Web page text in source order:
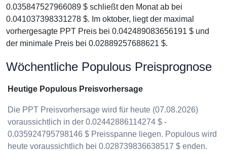
0.035847527966089 $ schließt den Monat ab bei
0.041037398331278 $. Im oktober, liegt der maximal
vorhergesagte PPT Preis bei 0.042489083656191 $ und
der minimale Preis bei 0.02889257688621 $.
Wöchentliche Populous Preisprognose
Heutige Populous Preisvorhersage
Die PPT Preisvorhersage wird für heute (07.08.2026)
voraussichtlich in der 0.02442886114274 $ -
0.035924795798146 $ Preisspanne liegen. Populous wird
heute voraussichtlich bei 0.028739836638517 $ enden.